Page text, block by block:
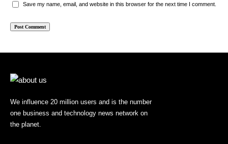
Save my name, email, and website in this browser for the next time I comment.
We influence 20 million users and is the number
one business and technology news network on
the planet.